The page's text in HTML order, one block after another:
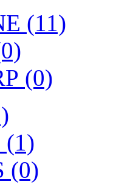
(11)
(0)
(1)
(0)